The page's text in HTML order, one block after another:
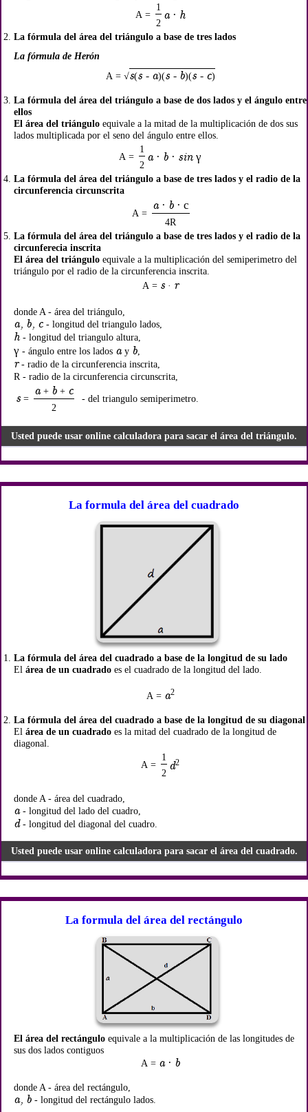
A =
1
a · h
2
La fórmula del área del triángulo a base de tres lados
La fórmula de Herón
A = √s(s - a)(s - b)(s - c)
La fórmula del área del triángulo a base de dos lados y el ángulo entre
ellos
El área del triángulo equivale a la mitad de la multiplicación de dos sus
lados multiplicada por el seno del ángulo entre ellos.
A =
1
a · b · sin γ
2
La fórmula del área del triángulo a base de tres lados y el radio de la
circunferencia circunscrita
A =
a · b · с
4R
La fórmula del área del triángulo a base de tres lados y el radio de la
circunferecia inscrita
El área del triángulo equivale a la multiplicación del semiperimetro del
triángulo por el radio de la circunferencia inscrita.
A = s· r
donde A - área del triángulo,
a, b, c - longitud del triangulo lados,
h - longitud del triangulo altura,
γ - ángulo entre los lados ay b
r- radio de la circunferencia inscrita,
R - radio de la circunferencia circunscrita,
s =
a+ b + c
- del triangulo semiperimetro.
2
Usted puede usar online calculadora para sacar el área del triángulo.
La formula del área del cuadrado
La fórmula del área del cuadrado a base de la longitud de su lado
El área de un cuadrado es el cuadrado de la longitud del lado.
A = a2
La fórmula del área del cuadrado a base de la longitud de su diagonal
El área de un cuadrado es la mitad del cuadrado de la longitud de
diagonal.
A =
1
d2
2
donde A - área del cuadrado,
a- longitud del lado del cuadro,
d- longitud del diagonal del cuadro.
Usted puede usar online calculadora para sacar el área del cuadrado.
La formula del área del rectángulo
El área del rectángulo equivale a la multiplicación de las longitudes de
sus dos lados contiguos
A = a · b
donde A - área del rectángulo,
a, b - longitud del rectángulo lados.